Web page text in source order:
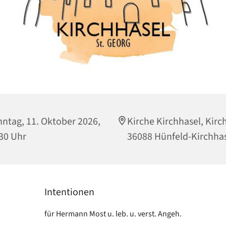
11. Oktober 2026,
Uhr
Kirche Kirchhasel,
36088 Hünfeld-
Intentionen
für Hermann Most u. leb. u. verst. Angeh.